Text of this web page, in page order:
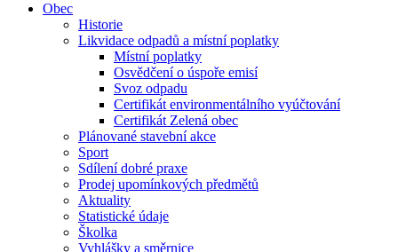
Obec
Historie
Likvidace odpadů a místní poplatky
Místní poplatky
Osvědčení o úspoře emisí
Svoz odpadu
Certifikát environmentálního vyúčtování
Certifikát Zelená obec
Plánované stavební akce
Sport
Sdílení dobré praxe
Prodej upomínkových předmětů
Aktuality
Statistické údaje
Školka
Vyhlášky a směrnice